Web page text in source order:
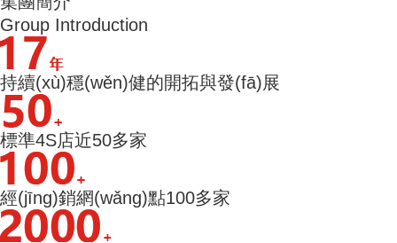
Group Introduction
持續(xù)穩(wěn)健的開拓與發(fā)展
標準4S店近50多家
經(jīng)銷網(wǎng)點100多家